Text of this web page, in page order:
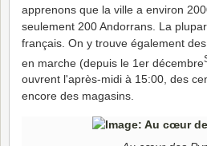
apprenons que la ville a environ
seulement 200 Andorrans. La
français. On y trouve également
en marche (depuis le 1er décembre
ouvrent l'après-midi à 15:00, des
encore des magasins.